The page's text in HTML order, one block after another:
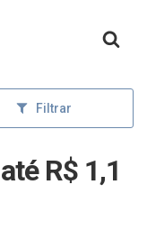
Filtrar
R$ 1,1